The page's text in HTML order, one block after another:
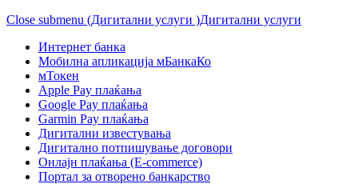
Close submenu (Дигитални услуги )Дигитални услуги
Интернет банка
Мобилна апликација мБанкаКо
мТокен
Apple Pay плаќања
Google Pay плаќања
Garmin Pay плаќања
Дигитални известувања
Дигитално потпишување договори
Онлајн плаќања (Е-commerce)
Портал за отворено банкарство